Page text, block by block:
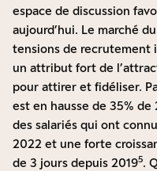
espace de discussion
aujourd’hui. Le marché
tensions de recrutement
un attribut fort de
pour attirer et fidéliser.
est en hausse de 35% de
des salariés qui ont
2022 et une forte
de 3 jours depuis 20195.